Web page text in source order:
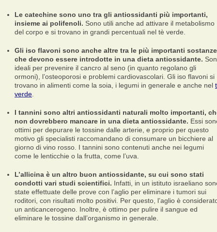
Le catechine sono uno tra gli antiossidanti più importanti,
insieme ai polifenoli. Sono utili anche ad attivare il metabolismo
del corpo e si trovano in grandi percentuali nel tè verde.
Gli iso flavoni sono anche altre tra le più importanti sostanze
che devono essere introdotte in una dieta antiossidante.
ideali per prevenire il cancro al seno (in quanto regolano gli
ormoni), l’osteoporosi e problemi cardiovascolari. Gli iso flavoni si
trovano in alimenti come la soia, i legumi in generale e anche nel
verde
I tannini sono altri antiossidanti naturali molto importanti,
non dovrebbero mancare in una dieta antiossidante. Essi
ottimi per depurare le tossine dalle arterie, e proprio per questo
motivo gli specialisti raccomandano di consumare un bicchiere al
giorno di vino rosso. I tannini sono contenuti anche nei legumi
come le lenticchie o la frutta, come l’uva.
L’allicina è un altro buon antiossidante, su cui sono stati
condotti vari studi scientifici. Infatti, in un istituto israeliano
state effettuate delle prove con l’aglio per eliminare i tumori sui
roditori, con risultati molto positivi. Per questo, l’aglio è
un anticancerogeno. Inoltre, è ottimo per pulire il sangue ed
eliminare le tossine dall’organismo in generale.